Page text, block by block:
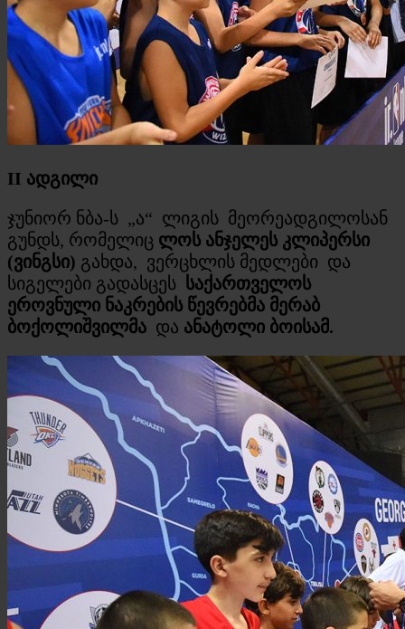
II ადგილი
ჯუნიორ ნბა-ს „ა“ ლიგის მეორეადგილოსან
გუნდს, რომელიც ლოს ანჯელეს კლიპერსი
(ვინგსი) გახდა, ვერცხლის მედლები და
სიგელები გადასცეს საქართველოს
ეროვნული ნაკრების წევრებმა მერაბ
ბოქოლიშვილმა და ანატოლი ბოისამ.